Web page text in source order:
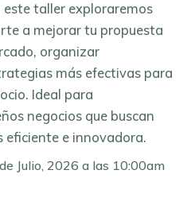
taller exploraremos
a mejorar tu propuesta
organizar
más efectivas para
Ideal para
negocios que buscan
e innovadora.
Julio, 2026 a las 10:00am